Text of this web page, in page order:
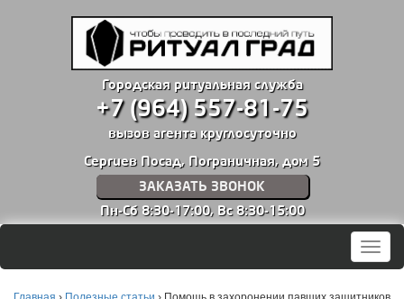
Городская ритуальная служба
+7 (964) 557-81-75
вызов агента круглосуточно
Сергиев Посад, Пограничная, дом 5
ЗАКАЗАТЬ ЗВОНОК
Пн-Сб 8:30-17:00, Вс 8:30-15:00
Меню